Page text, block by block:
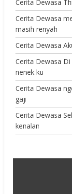
Cerita Dewasa
Cerita Dewasa
masih renyah
Cerita Dewasa
Cerita Dewasa
nenek ku
Cerita Dewasa
gaji
Cerita Dewasa
kenalan